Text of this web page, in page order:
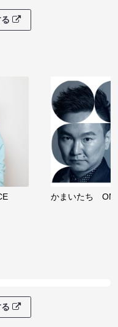
かまいたち